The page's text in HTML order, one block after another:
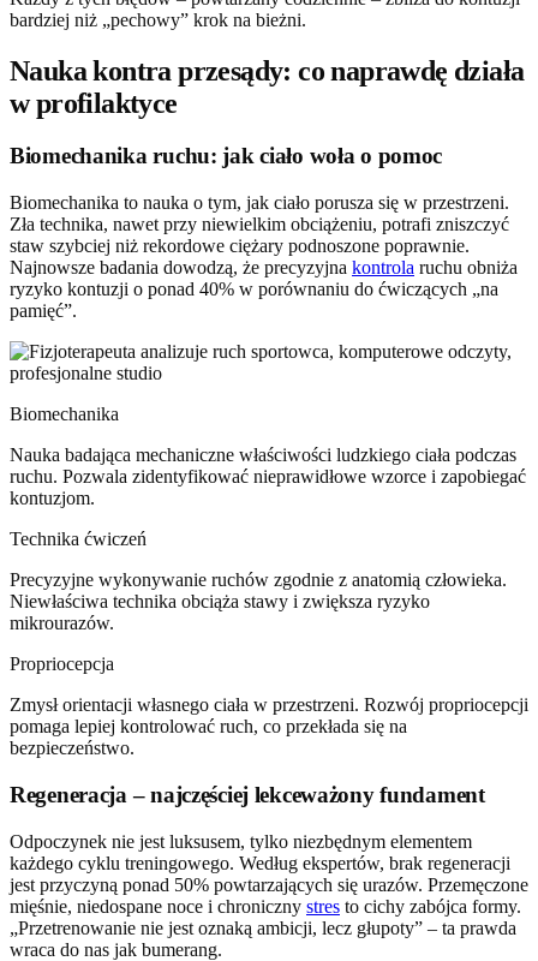
bardziej niż „pechowy” krok na bieżni.
Nauka kontra przesądy: co naprawdę działa
w profilaktyce
Biomechanika ruchu: jak ciało woła o pomoc
Biomechanika to nauka o tym, jak ciało porusza się w przestrzeni.
Zła technika, nawet przy niewielkim obciążeniu, potrafi zniszczyć
staw szybciej niż rekordowe ciężary podnoszone poprawnie.
Najnowsze badania dowodzą, że precyzyjna kontrola ruchu obniża
ryzyko kontuzji o ponad 40% w porównaniu do ćwiczących „na
pamięć”.
Biomechanika
Nauka badająca mechaniczne właściwości ludzkiego ciała podczas
ruchu. Pozwala zidentyfikować nieprawidłowe wzorce i zapobiegać
kontuzjom.
Technika ćwiczeń
Precyzyjne wykonywanie ruchów zgodnie z anatomią człowieka.
Niewłaściwa technika obciąża stawy i zwiększa ryzyko
mikrourazów.
Propriocepcja
Zmysł orientacji własnego ciała w przestrzeni. Rozwój propriocepcji
pomaga lepiej kontrolować ruch, co przekłada się na
bezpieczeństwo.
Regeneracja – najczęściej lekceważony fundament
Odpoczynek nie jest luksusem, tylko niezbędnym elementem
każdego cyklu treningowego. Według ekspertów, brak regeneracji
jest przyczyną ponad 50% powtarzających się urazów. Przemęczone
mięśnie, niedospane noce i chroniczny stres to cichy zabójca formy.
„Przetrenowanie nie jest oznaką ambicji, lecz głupoty” – ta prawda
wraca do nas jak bumerang.